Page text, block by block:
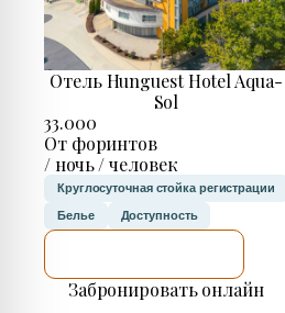
Отель Hunguest Hotel Aqua-
Sol
33.000
От форинтов
/ ночь / человек
Круглосуточная стойка регистрации
Белье Доступность
Забронировать онлайн